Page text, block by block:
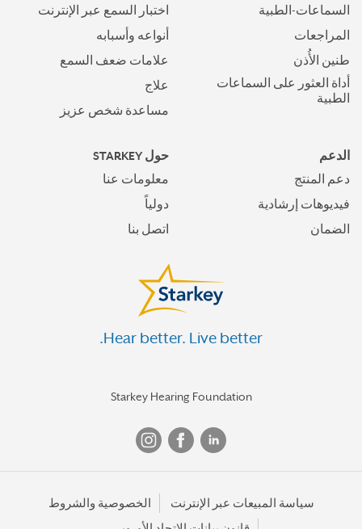
السماعات-الطبية
المراجعات
طنين الأُذن
أداة العثور على السماعات
الطبية
اختبار السمع عبر الإنترنت
أنواعه وأسبابه
علامات ضعف السمع
علاج
مساعدة شخص عزيز
الدعم
دعم المنتج
فيديوهات إرشادية
الضمان
حول STARKEY
معلومات عنا
دولياً
اتصل بنا
Hear better. Live better.
Starkey Hearing Foundation
سياسة المبيعات عبر الإنترنت الخصوصية والشروط